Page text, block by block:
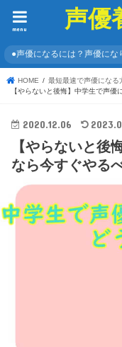
声優
menu
●声優になるには？声優にな
HOME
最短最速で声優になる
【やらないと後悔】中学生で声
2020.12.06
【やらないと後
なら今すぐやる